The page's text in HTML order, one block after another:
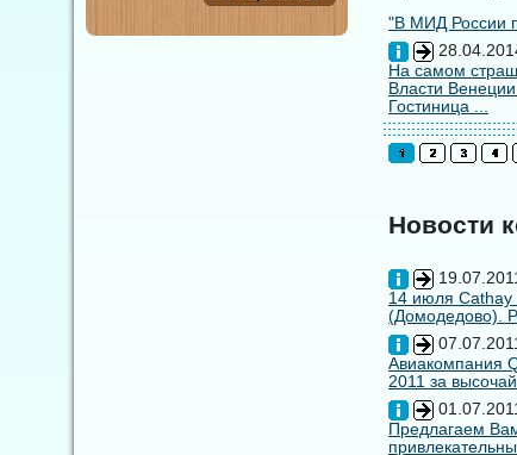
"В МИД России
На самом
Власти
Гостиница ...
Новости
14 июля Cathay
(Домодедово).
Авиакомпания
2011 за
Предлагаем